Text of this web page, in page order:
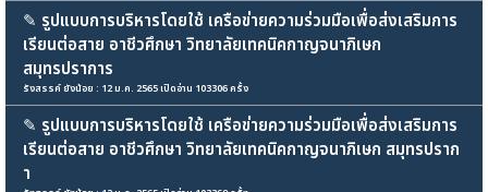
✎ รูปแบบการบริหารโดยใช้ เครือข่ายความร่วมมือเพื่อส่งเสริมการ
เรียนต่อสาย อาชีวศึกษา วิทยาลัยเทคนิคกาญจนาภิเษก
สมุทรปราการ
รังสรรค์ ยังน้อย : 12 ม.ค. 2565 เปิดอ่าน 103306 ครั้ง
✎ รูปแบบการบริหารโดยใช้ เครือข่ายความร่วมมือเพื่อส่งเสริมการ
เรียนต่อสาย อาชีวศึกษา วิทยาลัยเทคนิคกาญจนาภิเษก สมุทรปราก
า